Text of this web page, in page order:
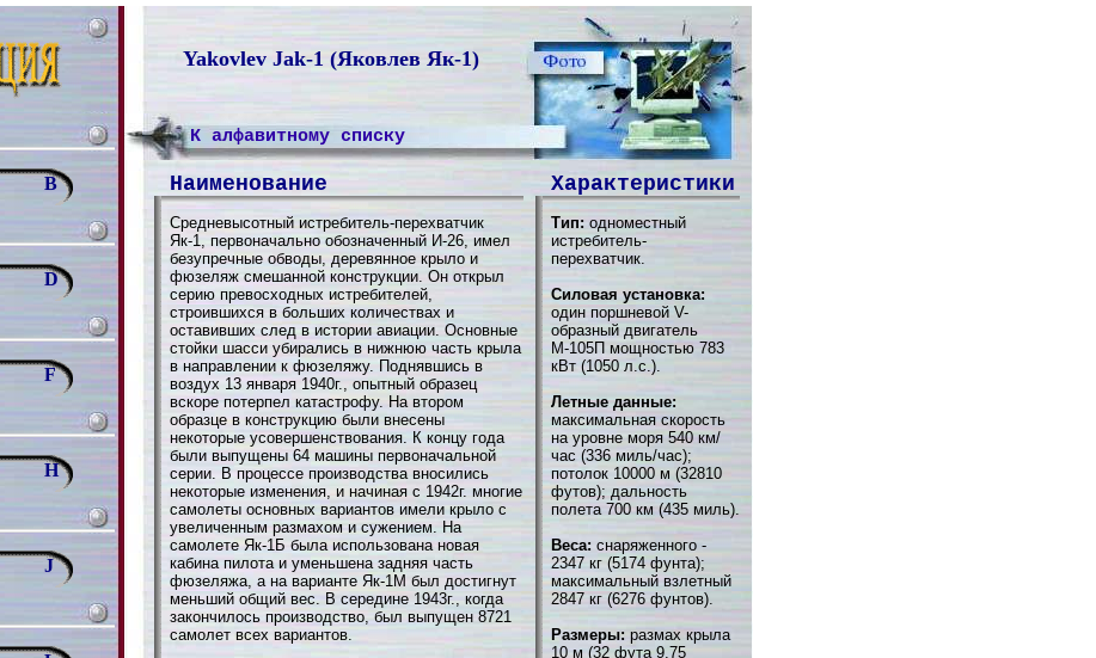
Yakovlev Jak-1 (Яковлев Як-1)
B
D
F
H
J
К алфавитному списку
Наименование Характеристики
Средневысотный истребитель-перехватчик
Як-1, первоначально обозначенный И-26, имел
безупречные обводы, деревянное крыло и
фюзеляж смешанной конструкции. Он открыл
серию превосходных истребителей,
строившихся в больших количествах и
оставивших след в истории авиации. Основные
стойки шасси убирались в нижнюю часть крыла
в направлении к фюзеляжу. Поднявшись в
воздух 13 января 1940г., опытный образец
вскоре потерпел катастрофу. На втором
образце в конструкцию были внесены
некоторые усовершенствования. К концу года
были выпущены 64 машины первоначальной
серии. В процессе производства вносились
некоторые изменения, и начиная с 1942г. многие
самолеты основных вариантов имели крыло с
увеличенным размахом и сужением. На
самолете Як-1Б была использована новая
кабина пилота и уменьшена задняя часть
фюзеляжа, а на варианте Як-1М был достигнут
меньший общий вес. В середине 1943г., когда
закончилось производство, был выпущен 8721
самолет всех вариантов.
Тип: одноместный
истребитель-
перехватчик.
Силовая установка:
один поршневой V-
образный двигатель
М-105П мощностью 783
кВт (1050 л.с.).
Летные данные:
максимальная скорость
на уровне моря 540 км/
час (336 миль/час);
потолок 10000 м (32810
футов); дальность
полета 700 км (435 миль).
Веса: снаряженного -
2347 кг (5174 фунта);
максимальный взлетный
2847 кг (6276 фунтов).
Размеры: размах крыла
10 м (32 фута 9,75